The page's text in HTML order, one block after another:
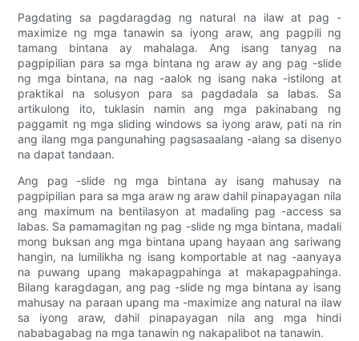
Pagdating sa pagdaragdag ng natural na ilaw at pag -
maximize ng mga tanawin sa iyong araw, ang pagpili ng
tamang bintana ay mahalaga. Ang isang tanyag na
pagpipilian para sa mga bintana ng araw ay ang pag -slide
ng mga bintana, na nag -aalok ng isang naka -istilong at
praktikal na solusyon para sa pagdadala sa labas. Sa
artikulong ito, tuklasin namin ang mga pakinabang ng
paggamit ng mga sliding windows sa iyong araw, pati na rin
ang ilang mga pangunahing pagsasaalang -alang sa disenyo
na dapat tandaan.
Ang pag -slide ng mga bintana ay isang mahusay na
pagpipilian para sa mga araw ng araw dahil pinapayagan nila
ang maximum na bentilasyon at madaling pag -access sa
labas. Sa pamamagitan ng pag -slide ng mga bintana, madali
mong buksan ang mga bintana upang hayaan ang sariwang
hangin, na lumilikha ng isang komportable at nag -aanyaya
na puwang upang makapagpahinga at makapagpahinga.
Bilang karagdagan, ang pag -slide ng mga bintana ay isang
mahusay na paraan upang ma -maximize ang natural na ilaw
sa iyong araw, dahil pinapayagan nila ang mga hindi
nababagabag na mga tanawin ng nakapalibot na tanawin.